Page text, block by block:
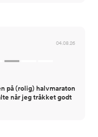
04.08.26
på (rolig) halvmaraton
når jeg tråkket godt